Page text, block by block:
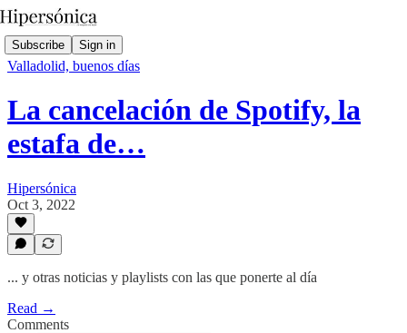
Subscribe Sign in
Valladolid, buenos días
La cancelación de Spotify, la
estafa de…
Hipersónica
Oct 3, 2022
... y otras noticias y playlists con las que ponerte al día
Read →
Comments